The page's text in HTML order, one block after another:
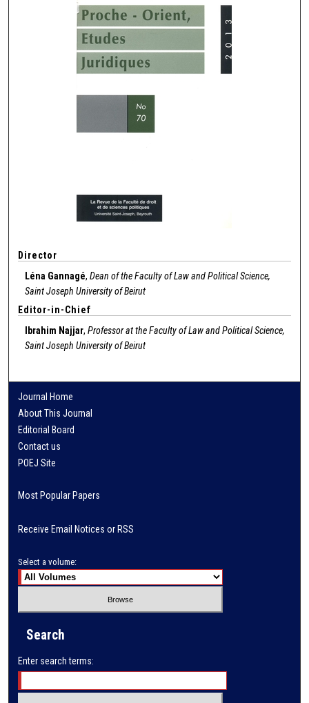
Director
Léna Gannagé,Dean of the Faculty of Law and Political Science,
Saint Joseph University of Beirut
Editor-in-Chief
Ibrahim Najjar,Professor at the Faculty of Law and Political Science,
Saint Joseph University of Beirut
Journal Home
About This Journal
Editorial Board
Contact us
POEJ Site
Most Popular Papers
Receive Email Notices or RSS
Select a volume:
Search
Enter search terms: